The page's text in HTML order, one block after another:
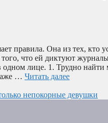
правила. Она из тех, кто
что ей диктуют
лице. 1. Трудно найти
… Читать далее
непокорные девушки